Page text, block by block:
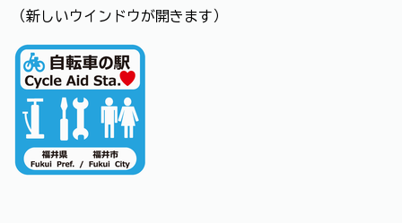
（新しいウインドウが開きます）